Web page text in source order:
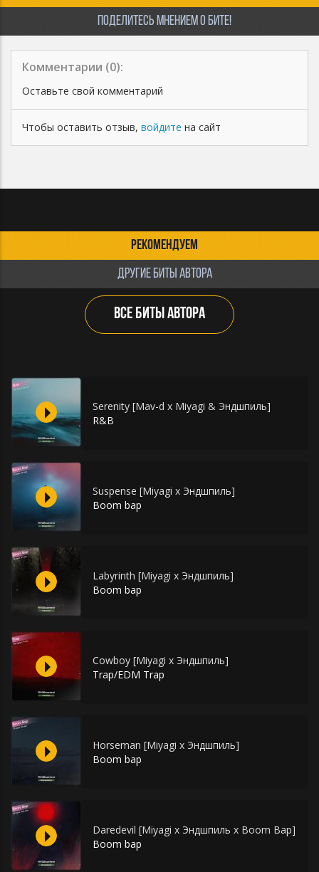
ПОДЕЛИТЕСЬ МНЕНИЕМ О БИТЕ!
Комментарии (0):
Оставьте свой комментарий
Чтобы оставить отзыв, войдите на сайт
РЕКОМЕНДУЕМ
ДРУГИЕ БИТЫ АВТОРА
ВСЕ БИТЫ АВТОРА
Serenity [Mav-d x Miyagi & Эндшпиль]
R&B
Suspense [Miyagi x Эндшпиль]
Boom bap
Labyrinth [Miyagi x Эндшпиль]
Boom bap
Cowboy [Miyagi x Эндшпиль]
Trap/EDM Trap
Horseman [Miyagi x Эндшпиль]
Boom bap
Daredevil [Miyagi x Эндшпиль x Boom Bap]
Boom bap